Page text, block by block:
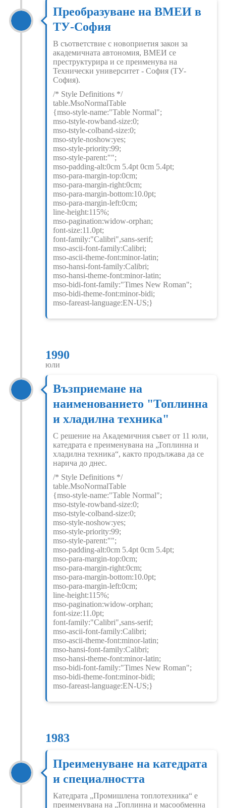
Преобразуване на ВМЕИ в
ТУ-София
В съответствие с новоприетия закон за
академичната автономия, ВМЕИ се
преструктурира и се преименува на
Технически университет - София (ТУ-
София).
/* Style Definitions */
table.MsoNormalTable
{mso-style-name:"Table Normal";
mso-tstyle-rowband-size:0;
mso-tstyle-colband-size:0;
mso-style-noshow:yes;
mso-style-priority:99;
mso-style-parent:"";
mso-padding-alt:0cm 5.4pt 0cm 5.4pt;
mso-para-margin-top:0cm;
mso-para-margin-right:0cm;
mso-para-margin-bottom:10.0pt;
mso-para-margin-left:0cm;
line-height:115%;
mso-pagination:widow-orphan;
font-size:11.0pt;
font-family:"Calibri",sans-serif;
mso-ascii-font-family:Calibri;
mso-ascii-theme-font:minor-latin;
mso-hansi-font-family:Calibri;
mso-hansi-theme-font:minor-latin;
mso-bidi-font-family:"Times New Roman";
mso-bidi-theme-font:minor-bidi;
mso-fareast-language:EN-US;}
1990
юли
Възприемане на
наименованието "Топлинна
и хладилна техника"
С решение на Академичния съвет от 11 юли,
катедрата е преименувана на „Топлинна и
хладилна техника“, както продължава да се
нарича до днес.
/* Style Definitions */
table.MsoNormalTable
{mso-style-name:"Table Normal";
mso-tstyle-rowband-size:0;
mso-tstyle-colband-size:0;
mso-style-noshow:yes;
mso-style-priority:99;
mso-style-parent:"";
mso-padding-alt:0cm 5.4pt 0cm 5.4pt;
mso-para-margin-top:0cm;
mso-para-margin-right:0cm;
mso-para-margin-bottom:10.0pt;
mso-para-margin-left:0cm;
line-height:115%;
mso-pagination:widow-orphan;
font-size:11.0pt;
font-family:"Calibri",sans-serif;
mso-ascii-font-family:Calibri;
mso-ascii-theme-font:minor-latin;
mso-hansi-font-family:Calibri;
mso-hansi-theme-font:minor-latin;
mso-bidi-font-family:"Times New Roman";
mso-bidi-theme-font:minor-bidi;
mso-fareast-language:EN-US;}
1983
Преименуване на катедрата
и специалността
Катедрата „Промишлена топлотехника“ е
преименувана на „Топлинна и масообменна